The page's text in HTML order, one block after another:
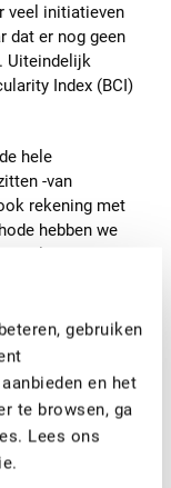
gebruiken
en het
te browsen, ga
Lees ons
veel initiatieven
dat er nog geen
Uiteindelijk
Index (BCI)
hele
-van
rekening met
hebben we
huidige praktijk
die nog
en bouwen
(en derde, vierde,